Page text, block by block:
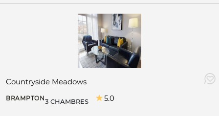
Countryside Meadows
BRAMPTON3 CHAMBRES 5.0